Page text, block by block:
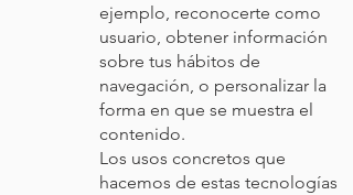
ejemplo, reconocerte como
usuario, obtener información
sobre tus hábitos de
navegación, o personalizar la
forma en que se muestra el
contenido.
Los usos concretos que
hacemos de estas tecnologías